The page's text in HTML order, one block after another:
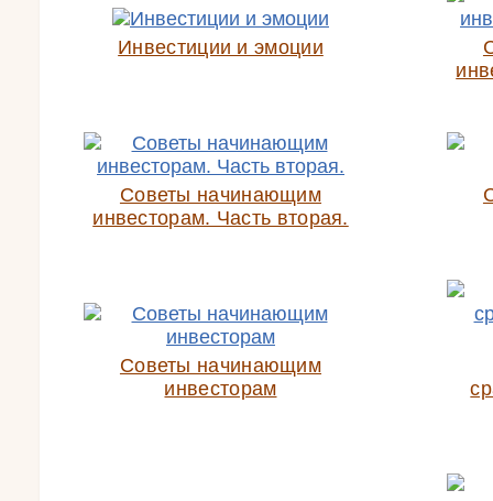
Инвестиции и эмоции
Советы начинающим
инвесторам. Часть вторая.
Советы начинающим
инвесторам